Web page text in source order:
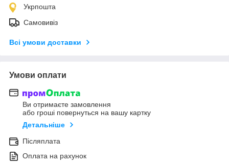
Укрпошта
Самовивіз
Всі умови доставки
Умови оплати
Ви отримаєте замовлення
або гроші повернуться на вашу картку
Детальніше
Післяплата
Оплата на рахунок